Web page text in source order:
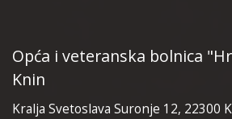
Opća i veteranska bolnica
Knin
Kralja Svetoslava Suronje 12, 22300